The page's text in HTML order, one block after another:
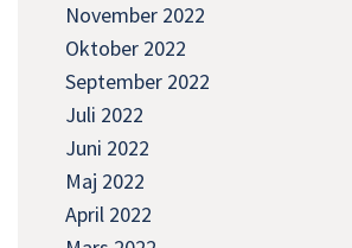
November 2022
Oktober 2022
September 2022
Juli 2022
Juni 2022
Maj 2022
April 2022